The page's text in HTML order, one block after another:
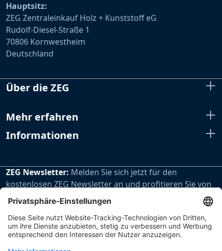
Hauptsitz:
ZEG Zentraleinkauf Holz + Kunststoff eG
Rudolf-Diesel-Straße 1
70806 Kornwestheim
Deutschland
Über die ZEG
Mehr erfahren
Informationen
ZEG Newsletter: Melden Sie sich jetzt für den
kostenlosen ZEG Newsletter an und profitieren Sie von
den extra Vorteilen unseres regelmäßig erscheinenden
Newsletters.
Zur Newsletteranmeldung